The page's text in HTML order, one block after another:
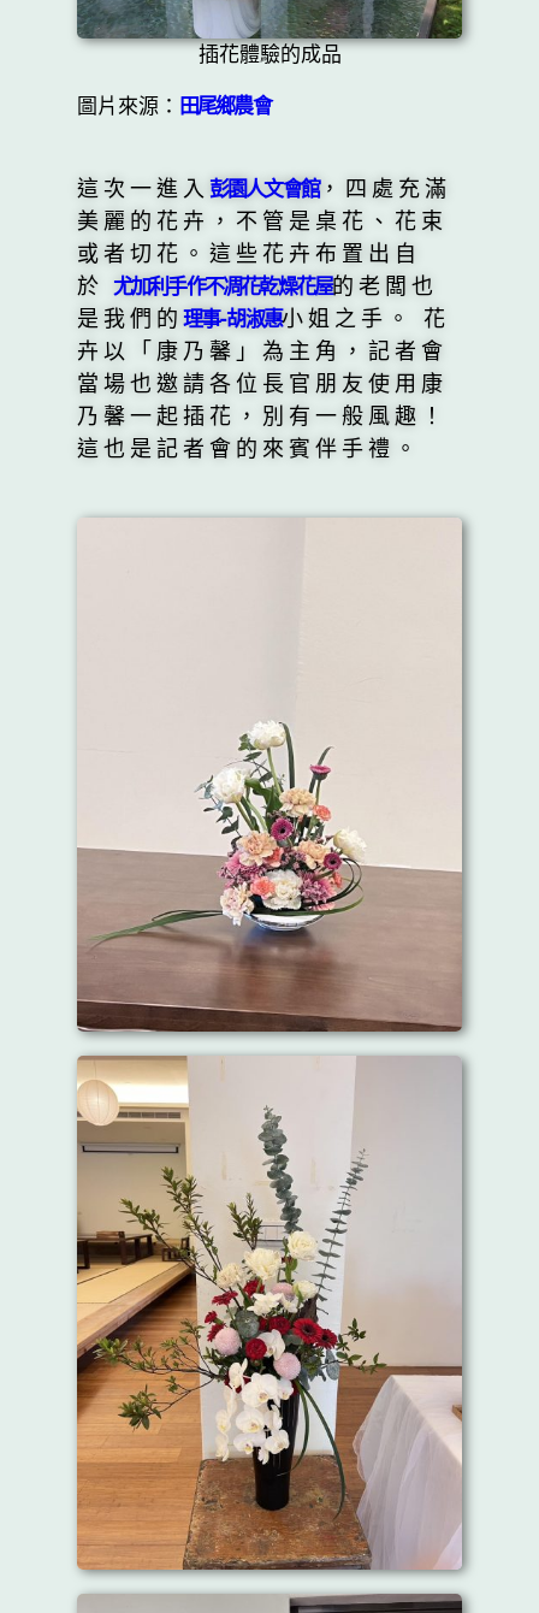
插花體驗的成品
圖片來源： 田尾鄉農會
這次一進入 彭園人文會館，四處充滿
美麗的花卉，不管是桌花、花束
或者切花。這些花卉布置出自
於 尤加利手作不凋花乾燥花屋的老闆也
是我們的 理事-胡淑惠小姐之手。 花
卉以「康乃馨」為主角，記者會
當場也邀請各位長官朋友使用康
乃馨一起插花，別有一般風趣！
這也是記者會的來賓伴手禮。